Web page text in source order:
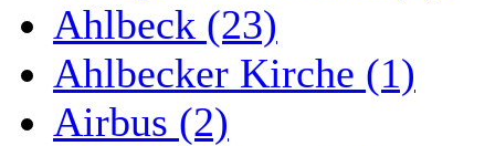
Ahlbeck (23)
Ahlbecker Kirche (1)
Airbus (2)